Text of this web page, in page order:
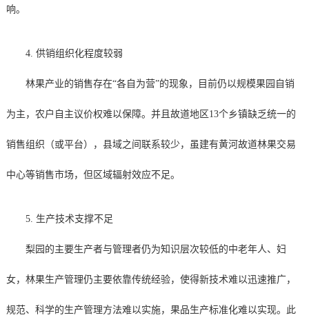
响。
4. 供销组织化程度较弱
林果产业的销售存在“各自为营”的现象，目前仍以规模果园自销
为主，农户自主议价权难以保障。并且故道地区13个乡镇缺乏统一的
销售组织（或平台），县域之间联系较少，虽建有黄河故道林果交易
中心等销售市场，但区域辐射效应不足。
5. 生产技术支撑不足
梨园的主要生产者与管理者仍为知识层次较低的中老年人、妇
女，林果生产管理仍主要依靠传统经验，使得新技术难以迅速推广，
规范、科学的生产管理方法难以实施，果品生产标准化难以实现。此